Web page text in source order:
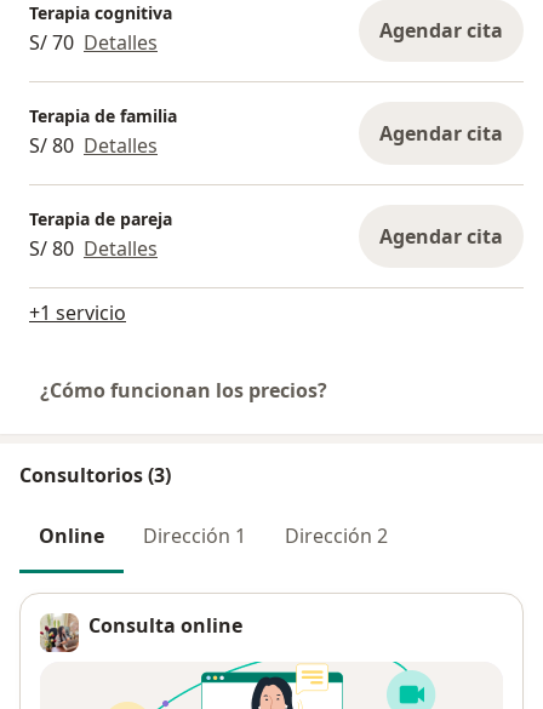
Terapia cognitiva
S/ 70 Detalles Agendar cita
Terapia de familia
S/ 80 Detalles Agendar cita
Terapia de pareja
S/ 80 Detalles Agendar cita
+1 servicio
¿Cómo funcionan los precios?
Consultorios (3)
Online Dirección 1 Dirección 2
Consulta online